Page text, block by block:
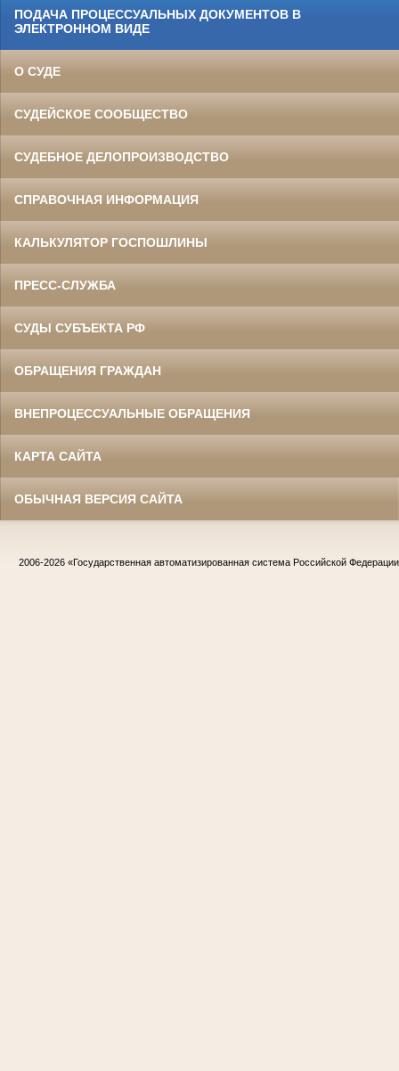
ПОДАЧА ПРОЦЕССУАЛЬНЫХ ДОКУМЕНТОВ В
ЭЛЕКТРОННОМ ВИДЕ
О СУДЕ
СУДЕЙСКОЕ СООБЩЕСТВО
СУДЕБНОЕ ДЕЛОПРОИЗВОДСТВО
СПРАВОЧНАЯ ИНФОРМАЦИЯ
КАЛЬКУЛЯТОР ГОСПОШЛИНЫ
ПРЕСС-СЛУЖБА
СУДЫ СУБЪЕКТА РФ
ОБРАЩЕНИЯ ГРАЖДАН
ВНЕПРОЦЕССУАЛЬНЫЕ ОБРАЩЕНИЯ
КАРТА САЙТА
ОБЫЧНАЯ ВЕРСИЯ САЙТА
2006-2026 «Государственная автоматизированная система Российской